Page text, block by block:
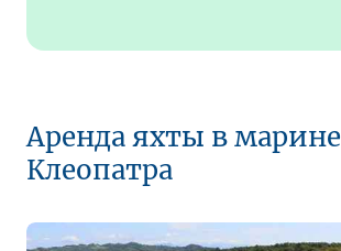
Аренда яхты в марине
Клеопатра